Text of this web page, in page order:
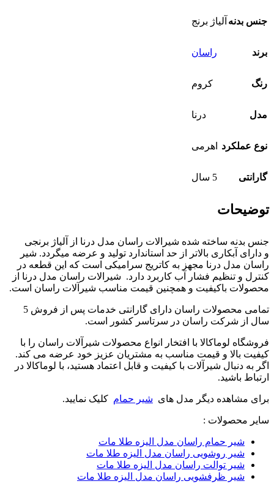
جنس بدنه آلیاژ برنج
برند راسان
رنگ کروم
مدل درنا
نوع عملکرد اهرمی
گارانتی 5 سال
توضیحات
جنس بدنه ساخته شده شیرالات راسان مدل درنا از آلیاژ برنجی
و دارای آبکاری بالاتر از حد استاندارد تولید و عرضه میگردد. شیر
راسان مدل درنا مجهز به کاتریج سرامیکی است که این قطعه در
کنترل و تنظیم فشار آب کاربرد دارد. شیرالات راسان مدل درنا از
محصولات باکیفیت و همچنین قیمت مناسب شیرآلات راسان است.
تمامی محصولات راسان دارای
گارانتی خدمات پس از فروش 5
سال از شرکت راسان در سرتاسر کشور است.
فروشگاه لوماکالا با افتخار انواع محصولات شیرآلات راسان را با
کیفیت بالا و قیمت مناسب به مشتریان عزیز خود عرضه می کند.
اگر به دنبال شیرآلات با کیفیت و قابل اعتماد هستید، با لوماکالا در
ارتباط باشید.
برای مشاهده دیگر مدل های شیر حمام کلیک نمایید.
سایر محصولات :
شیر حمام راسان مدل الیزه طلا مات
شیر روشویی راسان مدل الیزه طلا مات
شیر توالت راسان مدل الیزه طلا مات
شیر ظرفشویی راسان مدل الیزه طلا مات